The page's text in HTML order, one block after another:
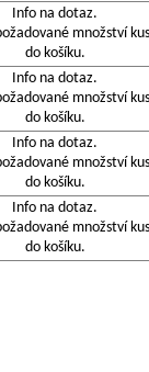
Info na dotaz.
množství
do košíku.
Info na dotaz.
množství
do košíku.
Info na dotaz.
množství
do košíku.
Info na dotaz.
množství
do košíku.